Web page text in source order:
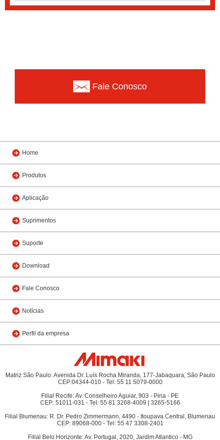
Fale Conosco
Home
Produtos
Aplicação
Suprimentos
Suporte
Download
Fale Conosco
Notícias
Perfil da empresa
Matriz São Paulo: Avenida Dr. Luís Rocha Miranda, 177-Jabaquara, São Paulo
CEP:04344-010 - Tel: 55 11 5079-0000
Filial Recife: Av. Conselheiro Aguiar, 903 - Pina - PE
CEP: 51011-031 - Tel: 55 81 3268-4009 | 3265-5166
Filial Blumenau: R. Dr. Pedro Zimmermann, 4490 - Itoupava Central, Blumenau
CEP: 89068-000 - Tel: 55 47 3308-2401
Filial Belo Horizonte: Av. Portugal, 2020, Jardim Atlantico - MG